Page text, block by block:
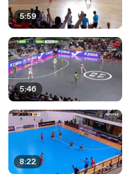
5:59
5:46
8:22